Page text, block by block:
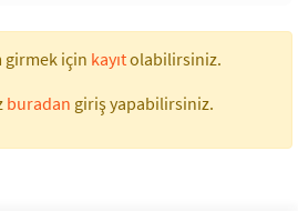
girmek için kayıtolabilirsiniz.
buradan giriş yapabilirsiniz.